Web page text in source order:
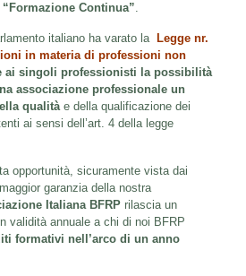
“Formazione Continua”.
italiano ha varato la Legge nr.
in materia di professioni non
ai singoli professionisti la possibilità
associazione professionale un
qualità e della qualificazione dei
ai sensi dell’art. 4 della legge
opportunità, sicuramente vista dai
garanzia della nostra
Italiana BFRPrilascia un
validità annuale a chi di noi BFRP
formativi nell’arco di un anno